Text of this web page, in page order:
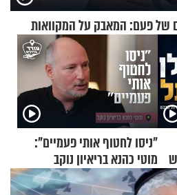
של פעם: המאבק על המקוואות
"ניסו לחטוף אותי פעמיים":
מוטי כהנא בריאיון נוקב